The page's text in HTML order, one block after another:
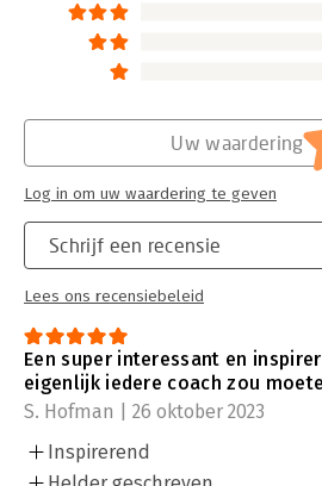
Schrijf een recensie
Lees ons recensiebeleid
Uw waardering
Log in om uw waardering te geven
Een super interessant en
eigenlijk iedere coach zou
S. Hofman | 26 oktober 2023
Inspirerend